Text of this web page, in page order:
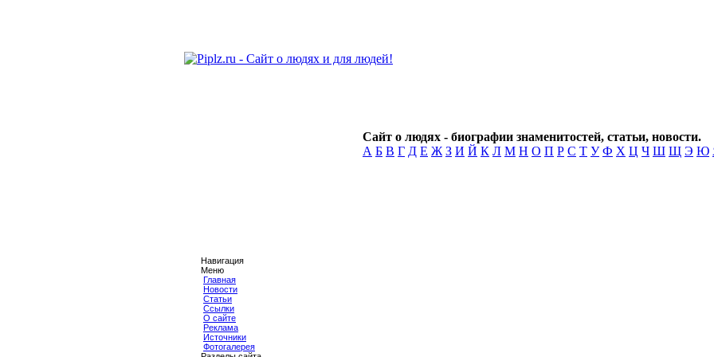
Сайт о людях - биографии знаменитостей, статьи, новости.
А Б В Г Д Е Ж З И Й К Л М Н О П Р С Т У Ф Х Ц Ч Ш Щ Э Ю
Навигация
Меню
Главная
Новости
Статьи
Ссылки
О сайте
Реклама
Источники
Фотогалерея